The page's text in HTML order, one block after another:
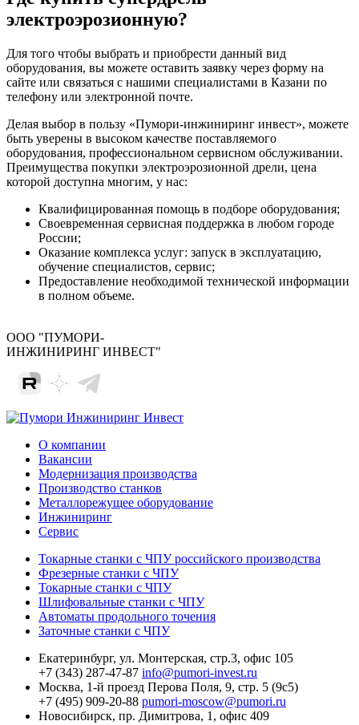
электроэрозионную?
Для того чтобы выбрать и приобрести данный вид
оборудования, вы можете оставить заявку через форму на
сайте или связаться с нашими специалистами в Казани по
телефону или электронной почте.
Делая выбор в пользу «Пумори-инжиниринг инвест», можете
быть уверены в высоком качестве поставляемого
оборудования, профессиональном сервисном обслуживании.
Преимущества покупки электроэрозионной дрели, цена
которой доступна многим, у нас:
Квалифицированная помощь в подборе оборудования;
Своевременная сервисная поддержка в любом городе
России;
Оказание комплекса услуг: запуск в эксплуатацию,
обучение специалистов, сервис;
Предоставление необходимой технической информации
в полном объеме.
ООО "ПУМОРИ-
ИНЖИНИРИНГ ИНВЕСТ"
О компании
Вакансии
Модернизация производства
Производство станков
Металлорежущее оборудование
Инжиниринг
Сервис
Токарные станки с ЧПУ российского производства
Фрезерные станки с ЧПУ
Токарные станки с ЧПУ
Шлифовальные станки с ЧПУ
Автоматы продольного точения
Заточные станки с ЧПУ
Екатеринбург, ул. Монтерская, стр.3, офис 105
+7 (343) 287-47-87 info@pumori-invest.ru
Москва, 1-й проезд Перова Поля, 9, стр. 5 (9с5)
+7 (495) 909-20-88 pumori-moscow@pumori.ru
Новосибирск, пр. Димитрова, 1, офис 409